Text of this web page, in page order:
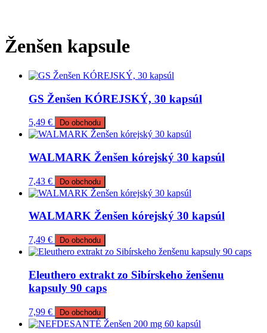
Ženšen kapsule
GS Ženšen KÓREJSKÝ, 30 kapsúl
5,49 € Do obchodu
WALMARK Ženšen kórejský 30 kapsúl
7,43 € Do obchodu
WALMARK Ženšen kórejský 30 kapsúl
7,49 € Do obchodu
Eleuthero extrakt zo Sibírskeho ženšenu
kapsuly 90 caps
7,99 € Do obchodu